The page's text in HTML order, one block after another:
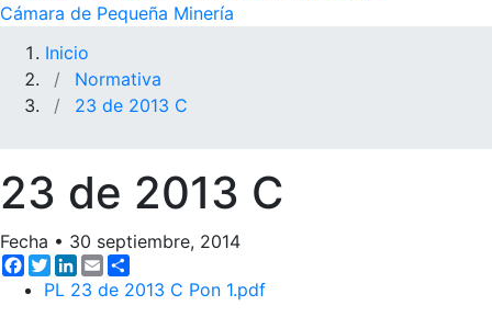
Cámara de Pequeña Minería
Inicio
Normativa
23 de 2013 C
23 de 2013 C
Fecha • 30 septiembre, 2014
Facebook
TwitterLinkedIn
Email
PL 23 de 2013 C Pon 1.pdf